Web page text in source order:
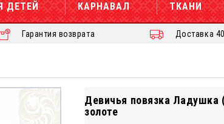
ДЕТЕЙ КАРНАВАЛ ТКАНИ
Гарантия возврата Доставка
Девичья повязка Ладушка
золоте